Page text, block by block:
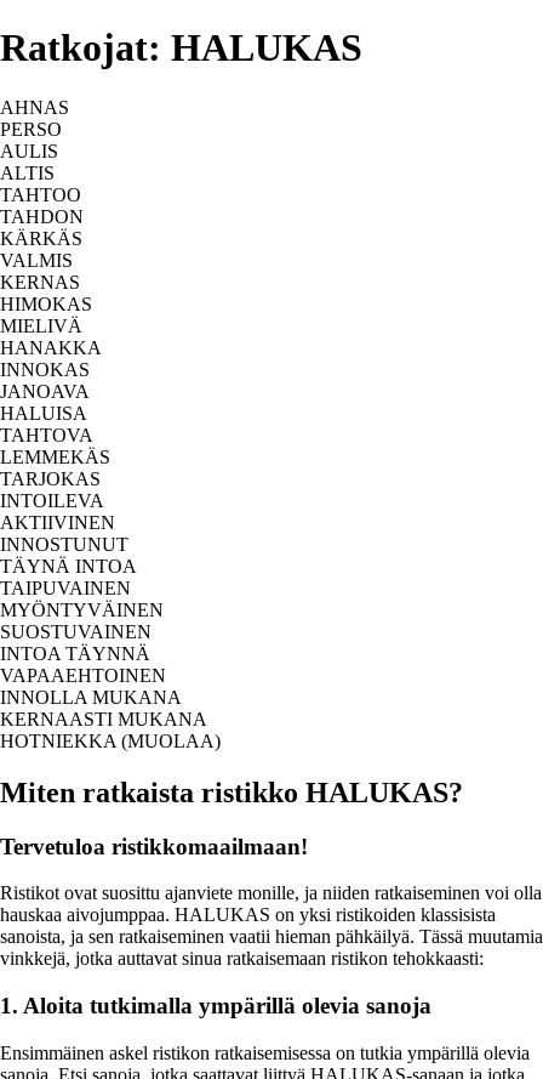
Ratkojat: HALUKAS
AHNAS
PERSO
AULIS
ALTIS
TAHTOO
TAHDON
KÄRKÄS
VALMIS
KERNAS
HIMOKAS
MIELIVÄ
HANAKKA
INNOKAS
JANOAVA
HALUISA
TAHTOVA
LEMMEKÄS
TARJOKAS
INTOILEVA
AKTIIVINEN
INNOSTUNUT
TÄYNÄ INTOA
TAIPUVAINEN
MYÖNTYVÄINEN
SUOSTUVAINEN
INTOA TÄYNNÄ
VAPAAEHTOINEN
INNOLLA MUKANA
KERNAASTI MUKANA
HOTNIEKKA (MUOLAA)
Miten ratkaista ristikko HALUKAS?
Tervetuloa ristikkomaailmaan!
Ristikot ovat suosittu ajanviete monille, ja niiden ratkaiseminen voi olla
hauskaa aivojumppaa. HALUKAS on yksi ristikoiden klassisista
sanoista, ja sen ratkaiseminen vaatii hieman pähkäilyä. Tässä muutamia
vinkkejä, jotka auttavat sinua ratkaisemaan ristikon tehokkaasti:
1. Aloita tutkimalla ympärillä olevia sanoja
Ensimmäinen askel ristikon ratkaisemisessa on tutkia ympärillä olevia
sanoja. Etsi sanoja, jotka saattavat liittyä HALUKAS-sanaan ja jotka